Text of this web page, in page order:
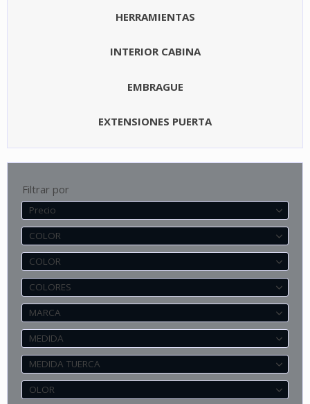
HERRAMIENTAS
INTERIOR CABINA
EMBRAGUE
EXTENSIONES PUERTA
Filtrar por
Precio
COLOR
COLOR
COLORES
MARCA
MEDIDA
MEDIDA TUERCA
OLOR